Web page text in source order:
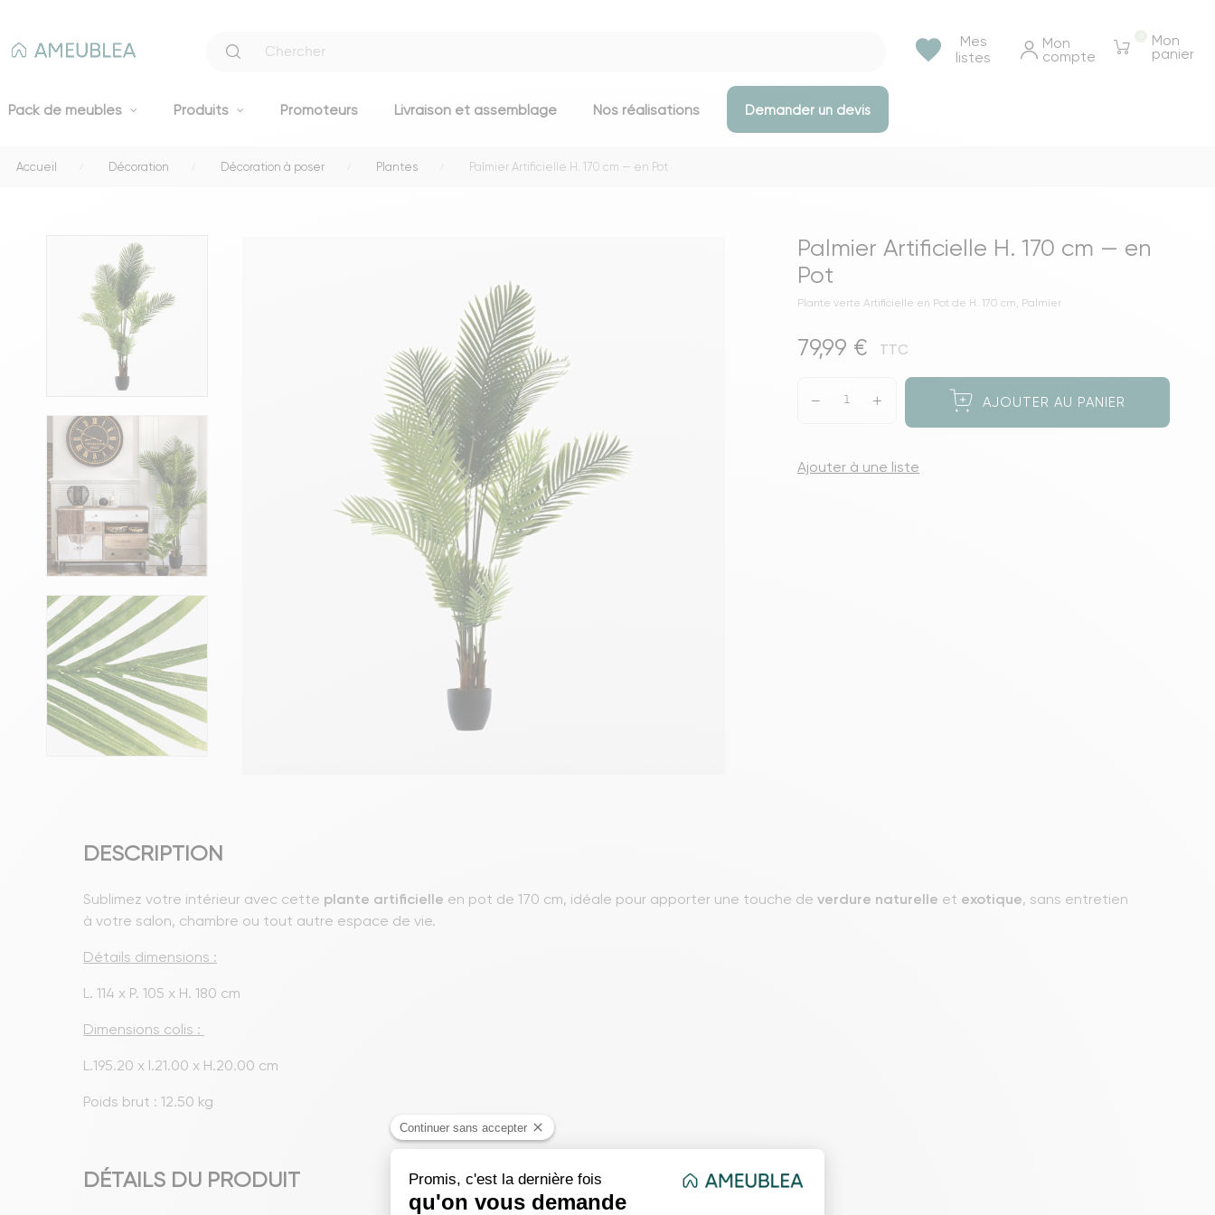
Mes
listes
favorite Mon
compte
Mon
panier
Pack de meubles Produits
Bancs
Fauteuils
Poufs
Voir toutes les assises
Commodes
Voir tous les meubles de rangements
Tables basse & appoints
Promoteurs Livraison et assemblage Nos réalisations Demander un devis
Accueil Décoration Décoration à poser Plantes Palmier Artificielle H. 170 cm — en Pot
Palmier Artificielle H. 170 cm — en
Pot
Plante verte Artificielle en Pot de H. 170 cm, Palmier
79,99 € TTC
AJOUTER AU PANIER
Ajouter à une liste
DESCRIPTION
Sublimez votre intérieur avec cette plante artificielle en pot de 170 cm, idéale pour apporter une touche de verdure naturelle et exotique, sans entretien
à votre salon, chambre ou tout autre espace de vie.
Détails dimensions :
L. 114 x P. 105 x H. 180 cm
Dimensions colis :
L.195.20 x l.21.00 x H.20.00 cm
Poids brut : 12.50 kg
DÉTAILS DU PRODUIT